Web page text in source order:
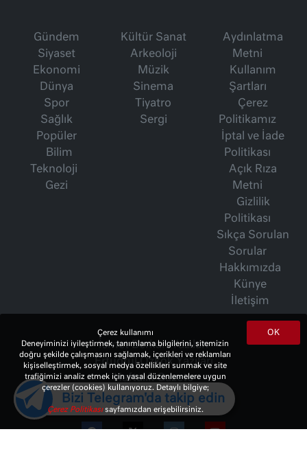
Gündem
Siyaset
Ekonomi
Dünya
Spor
Sağlık
Popüler
Bilim
Teknoloji
Gezi
Kültür Sanat
Arkeoloji
Müzik
Sinema
Tiyatro
Sergi
Aydınlatma
Metni
Kullanım
Şartları
Çerez
Politikamız
İptal ve İade
Politikası
Açık Rıza
Metni
Gizlilik
Politikası
Sıkça Sorulan
Sorular
Hakkımızda
Künye
İletişim
İsmet Berkan Yazıları
Ertuğrul Özkök Yazıları
Haftalık Gazete
OK
Çerez kullanımı
Deneyiminizi iyileştirmek, tanımlama bilgilerini, sitemizin
doğru şekilde çalışmasını sağlamak, içerikleri ve reklamları
kişiselleştirmek, sosyal medya özellikleri sunmak ve site
trafiğimizi analiz etmek için yasal düzenlemelere uygun
çerezler (cookies) kullanıyoruz. Detaylı bilgiye;
Çerez Politikasısayfamızdan erişebilirsiniz.
Bizi Telegram'da takip edin